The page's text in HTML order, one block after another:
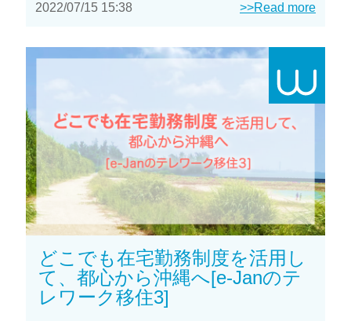
2022/07/15 15:38 >>Read more
どこでも在宅勤務制度を活用し
て、都心から沖縄へ[e-Janのテ
レワーク移住3]